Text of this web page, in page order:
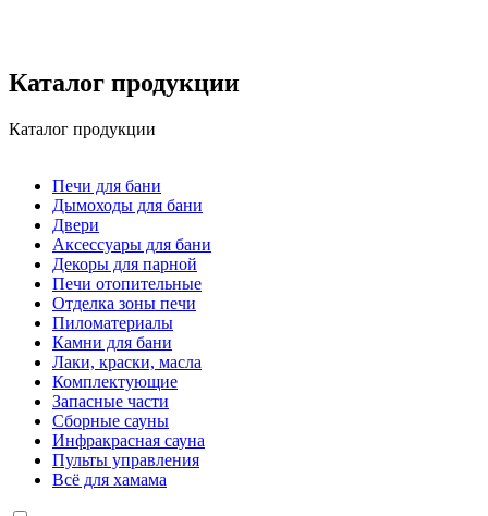
Каталог продукции
Каталог продукции
Печи для бани
Дымоходы для бани
Двери
Аксессуары для бани
Декоры для парной
Печи отопительные
Отделка зоны печи
Пиломатериалы
Камни для бани
Лаки, краски, масла
Комплектующие
Запасные части
Сборные сауны
Инфракрасная сауна
Пульты управления
Всё для хамама